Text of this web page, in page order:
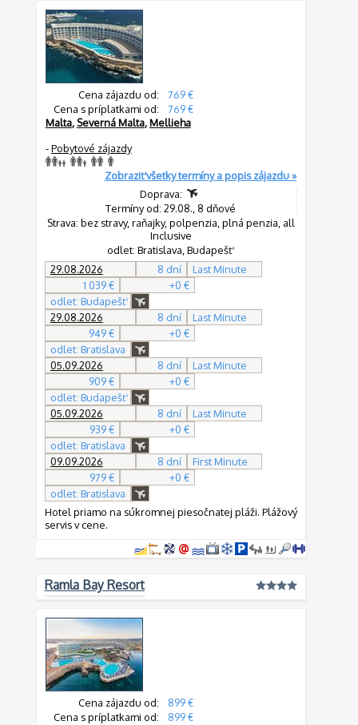
Cena zájazdu od:
769 €
Cena s príplatkami od:
769 €
Malta, Severná Malta,Mellieha
-Pobytové zájazdy
Zobraziť všetky termíny a popis zájazdu »
Doprava:
Termíny od: 29.08., 8 dňové
Strava: bez stravy, raňajky, polpenzia, plná penzia, all
Inclusive
odlet: Bratislava, Budapešť
29.08.2026
8 dní
Last Minute
1 039 €
+0 €
odlet: Budapešť
29.08.2026
8 dní
Last Minute
949 €
+0 €
odlet: Bratislava
05.09.2026
8 dní
Last Minute
909 €
+0 €
odlet: Budapešť
05.09.2026
8 dní
Last Minute
939 €
+0 €
odlet: Bratislava
09.09.2026
8 dní
First Minute
979 €
+0 €
odlet: Bratislava
Hotel priamo na súkromnej piesočnatej pláži. Plážový
servis v cene.
Ramla Bay Resort
Cena zájazdu od:
899 €
Cena s príplatkami od:
899 €